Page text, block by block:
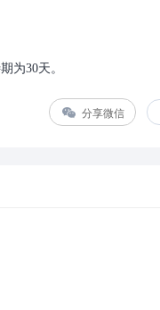
为30天。
分享微信